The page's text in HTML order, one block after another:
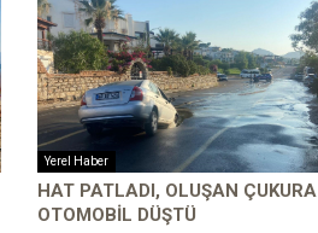
Yerel Haber
HAT PATLADI, OLUŞAN ÇUKURA
OTOMOBIL DÜŞTÜ